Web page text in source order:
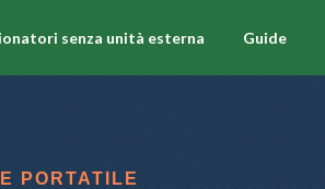
senza unità esterna Guide
PORTATILE